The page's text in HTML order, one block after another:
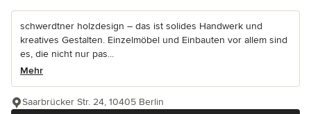
schwerdtner holzdesign – das ist solides Handwerk und
kreatives Gestalten. Einzelmöbel und Einbauten vor allem sind
es, die nicht nur pas...
Mehr
Saarbrücker Str. 24, 10405 Berlin